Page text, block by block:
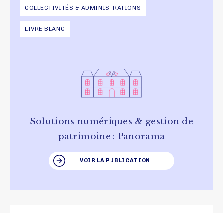
COLLECTIVITÉS & ADMINISTRATIONS
LIVRE BLANC
Solutions numériques & gestion de
patrimoine : Panorama
VOIR LA PUBLICATION